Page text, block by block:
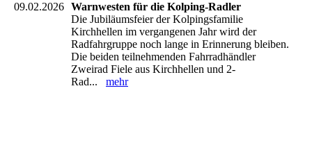
09.02.2026 Warnwesten für die Kolping-Radler
Die Jubiläumsfeier der Kolpingsfamilie
Kirchhellen im vergangenen Jahr wird der
Radfahrgruppe noch lange in Erinnerung bleiben.
Die beiden teilnehmenden Fahrradhändler
Zweirad Fiele aus Kirchhellen und 2-
Rad... mehr